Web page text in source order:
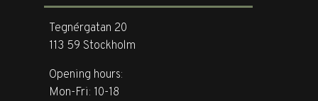
Tegnérgatan 20
113 59 Stockholm
Opening hours:
Mon-Fri: 10-18